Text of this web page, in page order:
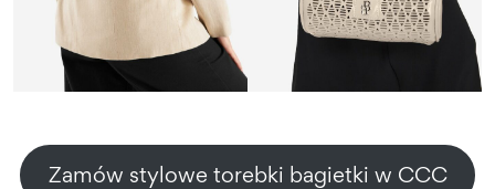
Zamów stylowe torebki bagietki w CCC